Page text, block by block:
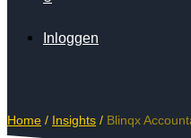
Inloggen
Home / Insights / Blinqx